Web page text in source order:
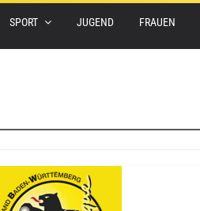
SPORT JUGEND FRAUEN